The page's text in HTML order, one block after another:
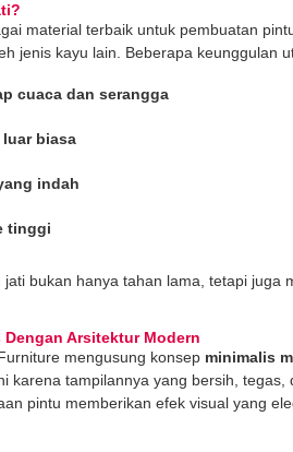
material terbaik untuk pembuatan
jenis kayu lain. Beberapa keunggulan
cuaca dan serangga
biasa
indah
tinggi
bukan hanya tahan lama, tetapi
Dengan Arsitektur Modern
mengusung konsep minimalis
karena tampilannya yang bersih,
pintu memberikan efek visual yang